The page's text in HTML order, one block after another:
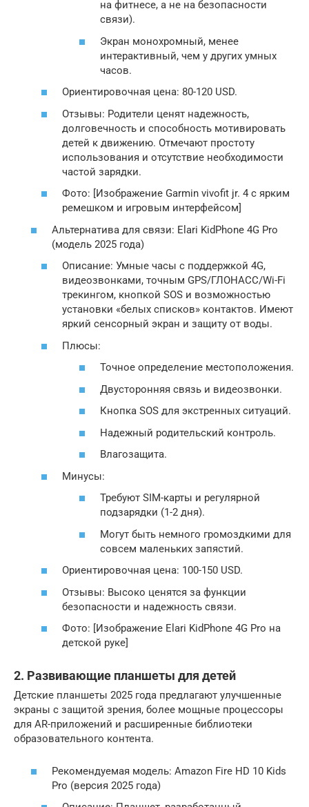
на фитнесе, а не на безопасности
связи).
Экран монохромный, менее
интерактивный, чем у других умных
часов.
Ориентировочная цена: 80-120 USD.
Отзывы: Родители ценят надежность,
долговечность и способность мотивировать
детей к движению. Отмечают простоту
использования и отсутствие необходимости
частой зарядки.
Фото: [Изображение Garmin vivofit jr. 4 с ярким
ремешком и игровым интерфейсом]
Альтернатива для связи: Elari KidPhone 4G Pro
(модель 2025 года)
Описание: Умные часы с поддержкой 4G,
видеозвонками, точным GPS/ГЛОНАСС/Wi-Fi
трекингом, кнопкой SOS и возможностью
установки «белых списков» контактов. Имеют
яркий сенсорный экран и защиту от воды.
Плюсы:
Точное определение местоположения.
Двусторонняя связь и видеозвонки.
Кнопка SOS для экстренных ситуаций.
Надежный родительский контроль.
Влагозащита.
Минусы:
Требуют SIM-карты и регулярной
подзарядки (1-2 дня).
Могут быть немного громоздкими для
совсем маленьких запястий.
Ориентировочная цена: 100-150 USD.
Отзывы: Высоко ценятся за функции
безопасности и надежность связи.
Фото: [Изображение Elari KidPhone 4G Pro на
детской руке]
2. Развивающие планшеты для детей
Детские планшеты 2025 года предлагают улучшенные
экраны с защитой зрения, более мощные процессоры
для AR-приложений и расширенные библиотеки
образовательного контента.
Рекомендуемая модель: Amazon Fire HD 10 Kids
Pro (версия 2025 года)